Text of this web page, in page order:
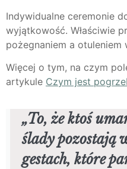
Indywidualne ceremonie
wyjątkowość. Właściwie
pożegnaniem a otuleniem
Więcej o tym, na czym
artykule Czym jest
„To, że ktoś
ślady pozostają
gestach, które